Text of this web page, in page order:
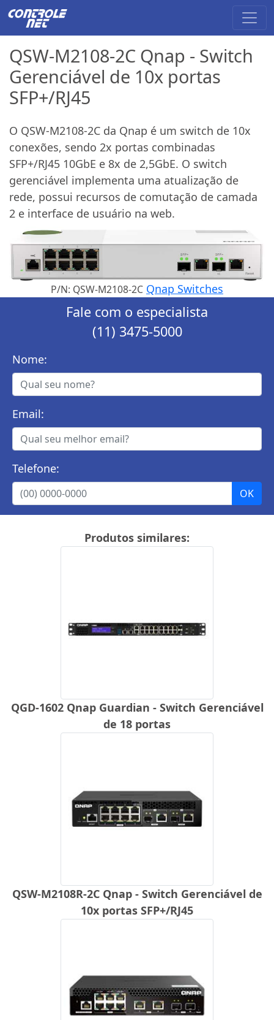
QSW-M2108-2C Qnap - Switch
Gerenciável de 10x portas
SFP+/RJ45
O QSW-M2108-2C da Qnap é um switch de 10x
conexões, sendo 2x portas combinadas
SFP+/RJ45 10GbE e 8x de 2,5GbE. O switch
gerenciável implementa uma atualização de
rede, possui recursos de comutação de camada
2 e interface de usuário na web.
P/N: QSW-M2108-2C Qnap Switches
Fale com o especialista
(11) 3475-5000
Nome:
Email:
Telefone:
Produtos similares:
QGD-1602 Qnap Guardian - Switch Gerenciável
de 18 portas
QSW-M2108R-2C Qnap - Switch Gerenciável de
10x portas SFP+/RJ45